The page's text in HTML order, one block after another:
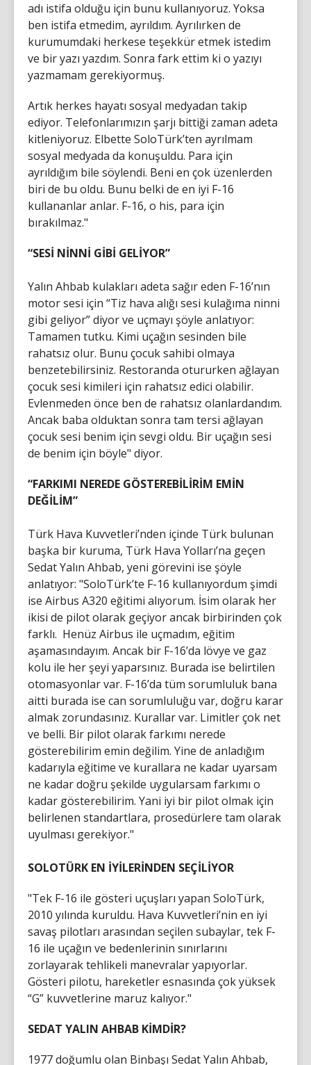
adı istifa olduğu için bunu kullanıyoruz. Yoksa
ben istifa etmedim, ayrıldım. Ayrılırken de
kurumumdaki herkese teşekkür etmek istedim
ve bir yazı yazdım. Sonra fark ettim ki o yazıyı
yazmamam gerekiyormuş.
Artık herkes hayatı sosyal medyadan takip
ediyor. Telefonlarımızın şarjı bittiği zaman adeta
kitleniyoruz. Elbette SoloTürk’ten ayrılmam
sosyal medyada da konuşuldu. Para için
ayrıldığım bile söylendi. Beni en çok üzenlerden
biri de bu oldu. Bunu belki de en iyi F-16
kullananlar anlar. F-16, o his, para için
bırakılmaz."
“SESİ NİNNİ GİBİ GELİYOR”
Yalın Ahbab kulakları adeta sağır eden F-16’nın
motor sesi için “Tiz hava alığı sesi kulağıma ninni
gibi geliyor” diyor ve uçmayı şöyle anlatıyor:
Tamamen tutku. Kimi uçağın sesinden bile
rahatsız olur. Bunu çocuk sahibi olmaya
benzetebilirsiniz. Restoranda otururken ağlayan
çocuk sesi kimileri için rahatsız edici olabilir.
Evlenmeden önce ben de rahatsız olanlardandım.
Ancak baba olduktan sonra tam tersi ağlayan
çocuk sesi benim için sevgi oldu. Bir uçağın sesi
de benim için böyle" diyor.
“FARKIMI NEREDE GÖSTEREBİLİRİM EMİN
DEĞİLİM”
Türk Hava Kuvvetleri’nden içinde Türk bulunan
başka bir kuruma, Türk Hava Yolları’na geçen
Sedat Yalın Ahbab, yeni görevini ise şöyle
anlatıyor: "SoloTürk’te F-16 kullanıyordum şimdi
ise Airbus A320 eğitimi alıyorum. İsim olarak her
ikisi de pilot olarak geçiyor ancak birbirinden çok
farklı. Henüz Airbus ile uçmadım, eğitim
aşamasındayım. Ancak bir F-16’da lövye ve gaz
kolu ile her şeyi yaparsınız. Burada ise belirtilen
otomasyonlar var. F-16’da tüm sorumluluk bana
aitti burada ise can sorumluluğu var, doğru karar
almak zorundasınız. Kurallar var. Limitler çok net
ve belli. Bir pilot olarak farkımı nerede
gösterebilirim emin değilim. Yine de anladığım
kadarıyla eğitime ve kurallara ne kadar uyarsam
ne kadar doğru şekilde uygularsam farkımı o
kadar gösterebilirim. Yani iyi bir pilot olmak için
belirlenen standartlara, prosedürlere tam olarak
uyulması gerekiyor."
SOLOTÜRK EN İYİLERİNDEN SEÇİLİYOR
"Tek F-16 ile gösteri uçuşları yapan SoloTürk,
2010 yılında kuruldu. Hava Kuvvetleri’nin en iyi
savaş pilotları arasından seçilen subaylar, tek F-
16 ile uçağın ve bedenlerinin sınırlarını
zorlayarak tehlikeli manevralar yapıyorlar.
Gösteri pilotu, hareketler esnasında çok yüksek
“G” kuvvetlerine maruz kalıyor."
SEDAT YALIN AHBAB KİMDİR?
1977 doğumlu olan Binbaşı Sedat Yalın Ahbab,